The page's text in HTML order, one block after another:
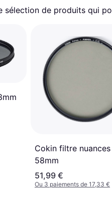
sélection de produits qui
Cokin filtre
58mm
51,99 €
Ou 3 paiements de 17,33 €